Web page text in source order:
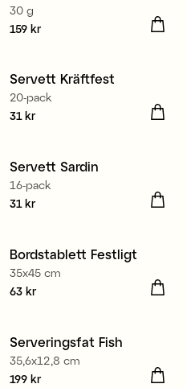
30 g
Pris :159 kr
159 kr
Nyhet
Servett Kräftfest
20-pack
Pris:
31 kr
Servett Sardin
16-pack
Pris:
31 kr
Bordstablett Festligt
35x45 cm
Pris:
63 kr
Serveringsfat Fish
35,6x12,8 cm
Pris :199 kr
199 kr